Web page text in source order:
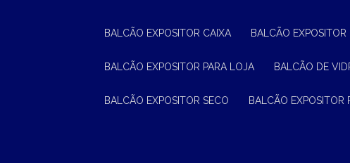
BALCÃO EXPOSITOR CAIXA BALCÃO
BALCÃO EXPOSITOR PARA LOJA BALCÃO DE
BALCÃO EXPOSITOR SECO BALCÃO EXPOSITOR